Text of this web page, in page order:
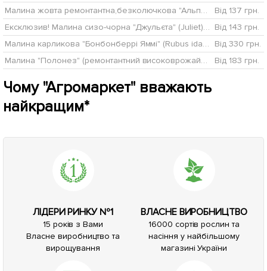
Малина жовта ремонтантна,безколючкова "Альпен Голд" (середньо-ранній термін дозрівання, великоплідний сорт)
Від 137 грн.
Ексклюзив! Малина сизо-чорна "Джульєта" (Juliet) (преміальний високоврожайний сорт, середнього терміну дозрівання) Від 143 грн.
Малина карликова "Бонбонберрі Яммі" (Rubus idaeus BonBonBerry "Yummy") Нідерланди, вазон П12
Від 330 грн.
Малина "Полонез" (ремонтантний високоврожайний та зимостійкий сорт)
Від 183 грн.
Чому "Агромаркет" вважають
найкращим*
ЛІДЕРИ РИНКУ №1
15 років з Вами
Власне виробництво та
вирощування
ВЛАСНЕ ВИРОБНИЦТВО
16000 сортів рослин та
насіння у найбільшому
магазині України